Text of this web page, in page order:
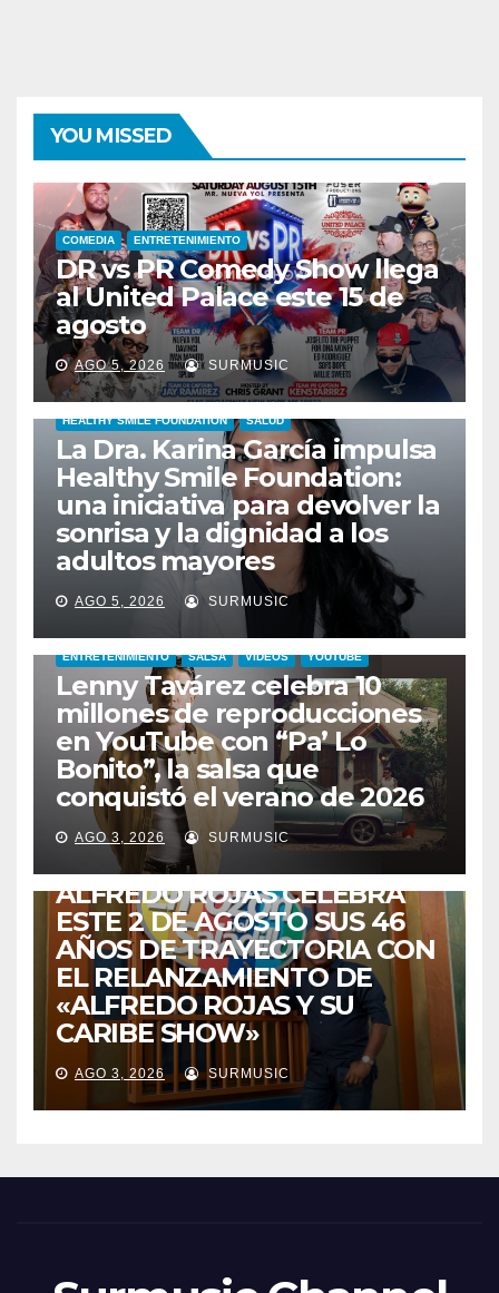
YOU MISSED
COMEDIA ENTRETENIMIENTO
DR vs PR Comedy Show llega
al United Palace este 15 de
agosto
AGO 5, 2026 SURMUSIC
HEALTHY SMILE FOUNDATION SALUD
La Dra. Karina García impulsa
Healthy Smile Foundation:
una iniciativa para devolver la
sonrisa y la dignidad a los
adultos mayores
AGO 5, 2026 SURMUSIC
ENTRETENIMIENTO SALSA VIDEOS YOUTUBE
Lenny Tavárez celebra 10
millones de reproducciones
en YouTube con “Pa’ Lo
Bonito”, la salsa que
conquistó el verano de 2026
AGO 3, 2026 SURMUSIC
CABIMAS ENTRETENIMIENTO TALENTO ZULIANO
VENEZUELA
DE VUELTA A CASA:
ALFREDO ROJAS CELEBRA
ESTE 2 DE AGOSTO SUS 46
AÑOS DE TRAYECTORIA CON
EL RELANZAMIENTO DE
«ALFREDO ROJAS Y SU
CARIBE SHOW»
AGO 3, 2026 SURMUSIC